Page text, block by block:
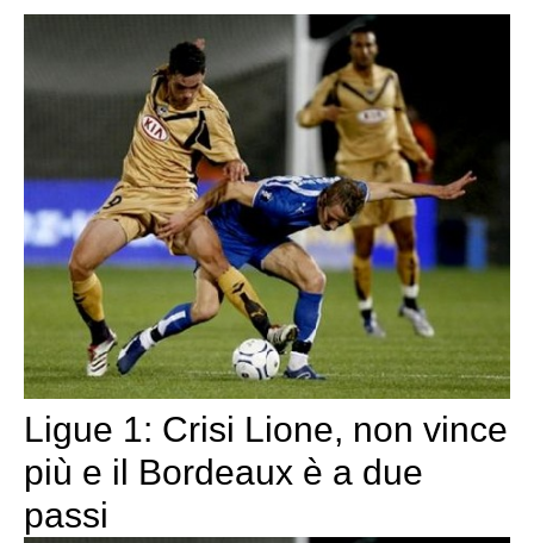
Ligue 1: Crisi Lione, non vince
più e il Bordeaux è a due
passi